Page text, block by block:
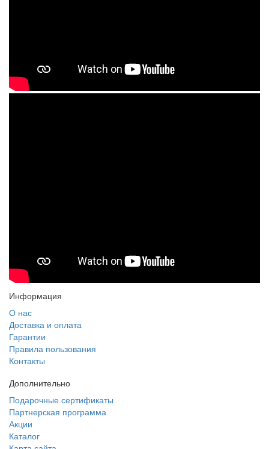
Информация
О нас
Доставка и оплата
Гарантии
Правила пользования
Контакты
Дополнительно
Подарочные сертификаты
Партнерская программа
Акции
Каталог